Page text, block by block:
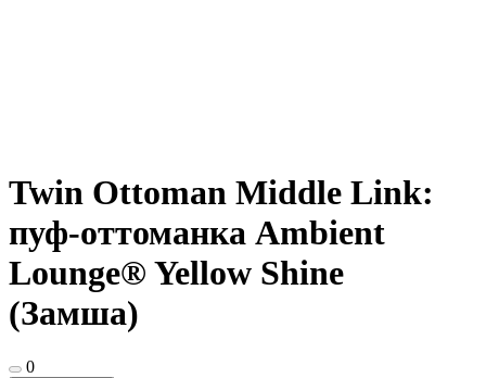
Twin Ottoman Middle Link:
пуф-оттоманка Ambient
Lounge® Yellow Shine
(Замша)
0